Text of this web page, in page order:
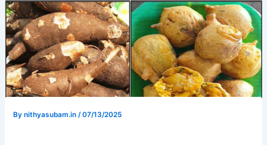
Bynithyasubam.in /07/13/2025